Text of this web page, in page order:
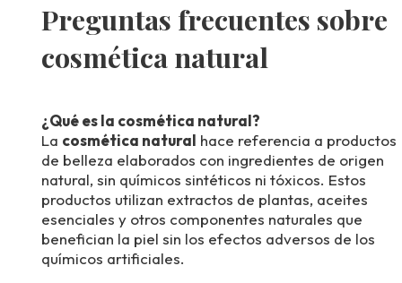
Preguntas frecuentes sobre
cosmética natural
¿Qué es la cosmética natural?
La cosmética natural hace referencia a productos
de belleza elaborados con ingredientes de origen
natural, sin químicos sintéticos ni tóxicos. Estos
productos utilizan extractos de plantas, aceites
esenciales y otros componentes naturales que
benefician la piel sin los efectos adversos de los
químicos artificiales.